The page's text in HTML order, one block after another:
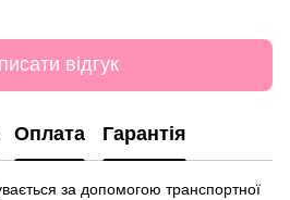
відгук
Оплата Гарантія
за допомогою транспортної